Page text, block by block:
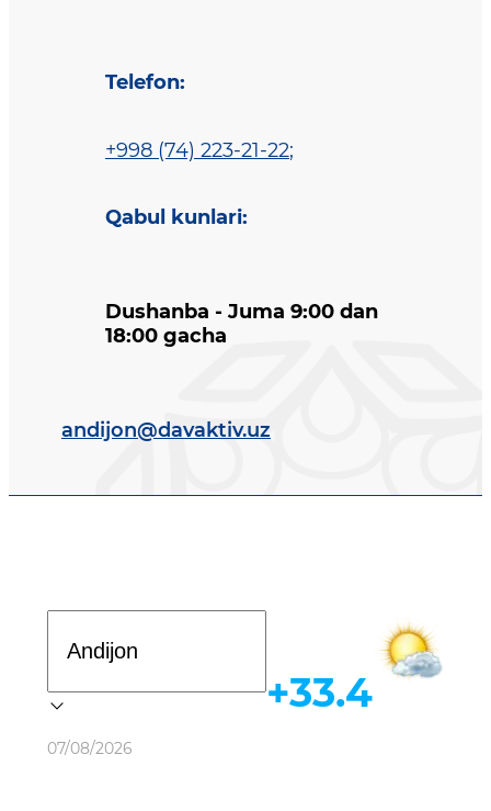
Telefon:
+998 (74) 223-21-22;
Qabul kunlari:
Dushanba - Juma 9:00 dan
18:00 gacha
andijon@davaktiv.uz
Ob-havo
07/08/2026
+33.4